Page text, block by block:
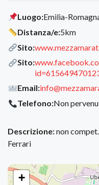
Luogo:Emilia-
Distanza/e:5km
Sito:
Sito:
Email:
Telefono:Non
Descrizione:non
Ferrari
+